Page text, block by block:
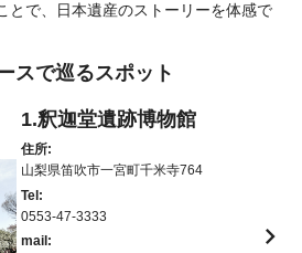
とで、日本遺産のストーリーを体感で
スで巡るスポット
1.釈迦堂遺跡博物館
住所:
山梨県笛吹市一宮町千米寺764
Tel:
0553-47-3333
mail:
keyboard_arrow_right